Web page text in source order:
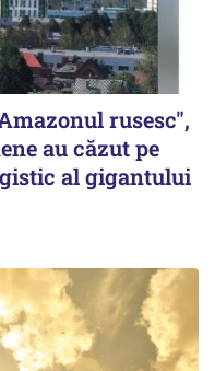
rusesc",
au căzut pe
al gigantului